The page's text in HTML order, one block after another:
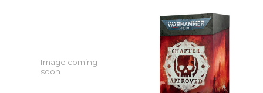
Image coming
soon